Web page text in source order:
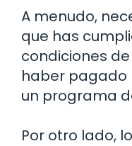
A menudo,
que has
condiciones
haber
un programa
Por otro lado,